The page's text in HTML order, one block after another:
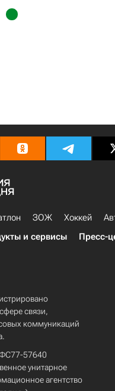
ЗОЖ Хоккей
и сервисы Пресс-
связи,
коммуникаций
57640
унитарное
агентство